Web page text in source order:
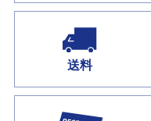
送料